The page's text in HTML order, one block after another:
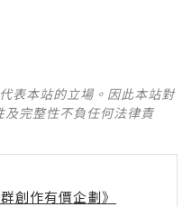
表本站的立場。因此本站對
完整性不負任何法律責
創作有價企劃》